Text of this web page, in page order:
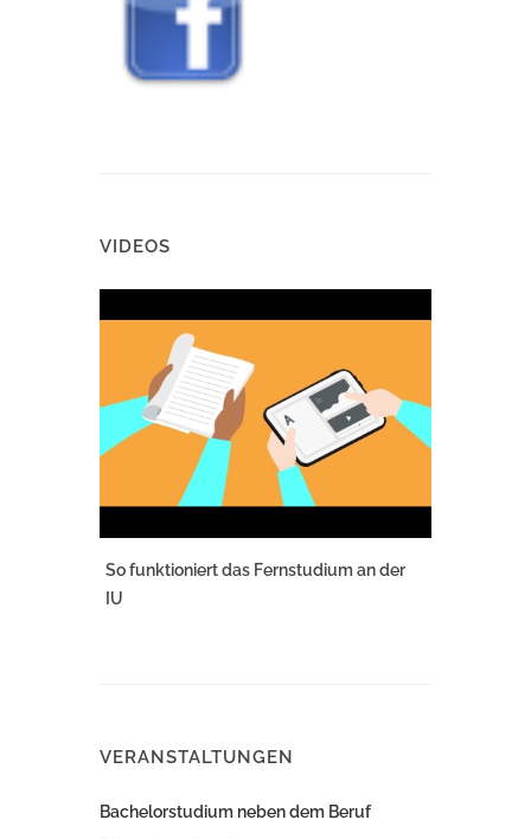
VIDEOS
So funktioniert das Fernstudium an der
IU
VERANSTALTUNGEN
Bachelorstudium neben dem Beruf